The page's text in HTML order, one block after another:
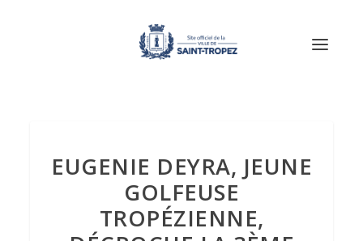
EUGENIE DEYRA, JEUNE
GOLFEUSE
TROPÉZIENNE,